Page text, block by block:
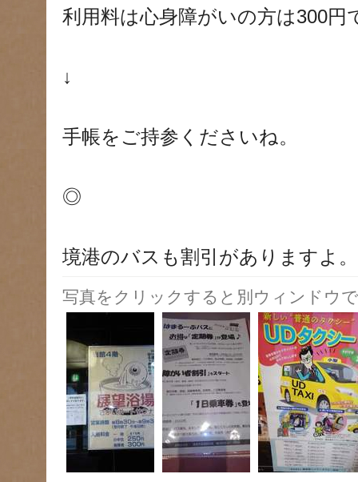
利用料は心身障がいの方は300円
↓
手帳をご持参くださいね。
◎
境港のバスも割引がありますよ。
写真をクリックすると別ウィンドウ